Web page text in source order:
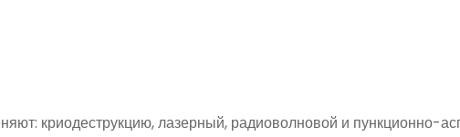
криодеструкцию, лазерный, радиоволновой и пункционно-